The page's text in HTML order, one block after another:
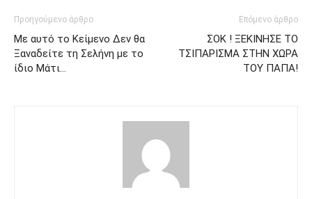
Προηγούμενο άρθρο
Με αυτό το Κείμενο Δεν θα
Ξαναδείτε τη Σελήνη με το
ίδιο Μάτι…
Επόμενο άρθρο
ΣΟΚ ! ΞΕΚΙΝΗΣΕ ΤΟ
ΤΣΙΠΑΡΙΣΜΑ ΣΤΗΝ ΧΩΡΑ
ΤΟΥ ΠΑΠΑ!